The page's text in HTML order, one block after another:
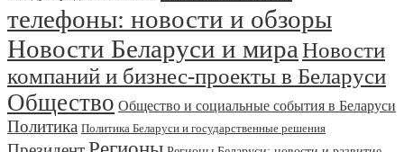
телефоны: новости и обзоры
Новости Беларуси и мираНовости
компаний и бизнес-проекты в Беларуси
Общество Общество и социальные события в Беларуси
Политика Политика Беларуси и государственные решения